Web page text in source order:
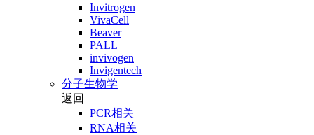
Invitrogen
VivaCell
Beaver
PALL
invivogen
Invigentech
分子生物学
返回
PCR相关
RNA相关